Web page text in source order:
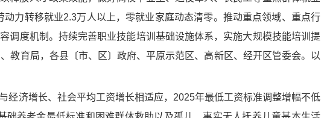
力转移就业2.3万人以上，零就业家庭动态清零。推动重点领域、重点行
调度机制。持续完善职业技能培训基础设施体系，实施大规模技能培训提
教育局，各县〔市、区〕政府、平原示范区、高新区、经开区管委会。以
经济增长、社会平均工资增长相适应，2025年最低工资标准调整增幅不低